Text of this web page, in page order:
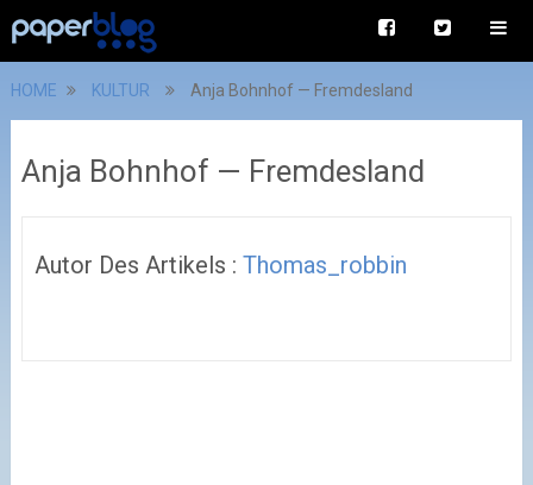
HOME KULTUR Anja Bohnhof — Fremdesland
Anja Bohnhof — Fremdesland
Autor Des Artikels : Thomas_robbin